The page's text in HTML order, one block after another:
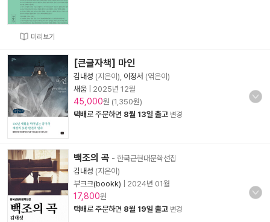
미리보기
[큰글자책] 마인
김내성 (지은이), 이정서 (엮은이)
새움
2025년 12월
45,000원 (1,350원)
택배로 주문하면 8월 13일 출고 변경
백조의 곡 - 한국근현대문학선집
김내성 (지은이)
부크크(bookk)
2024년 01월
17,800원
택배로 주문하면 8월 19일 출고 변경